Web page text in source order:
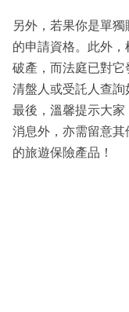
另外，若果你是單
的申請資格。此外
破產，而法庭已對
清盤人或受託人查詢
最後，溫馨提示大
消息外，亦需留意
的旅遊保險產品！